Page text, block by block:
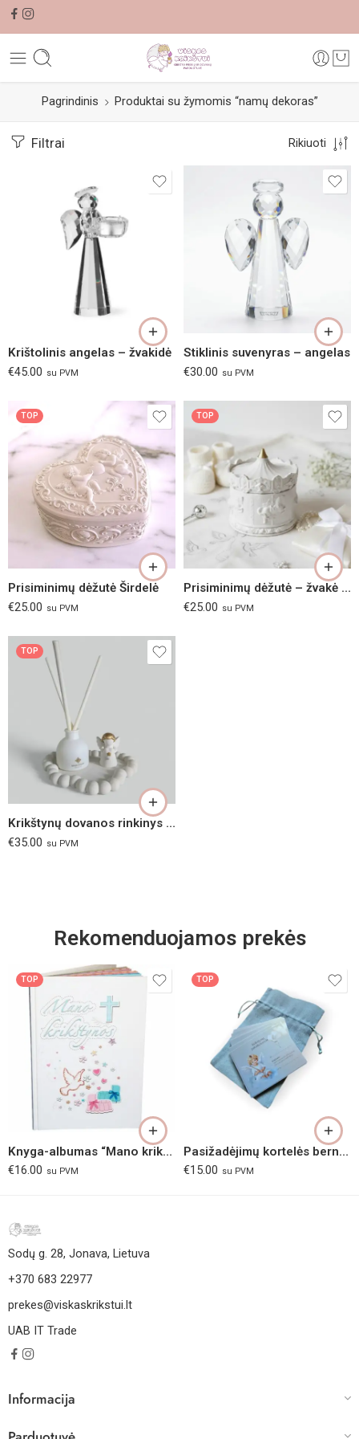
Pagrindinis Produktai su žymomis “namų dekoras”
Filtrai Rikiuoti
Krištolinis angelas – žvakidė
€45.00 su PVM
Stiklinis suvenyras – angelas
€30.00 su PVM
TOP
Prisiminimų dėžutė Širdelė
€25.00 su PVM
TOP
Prisiminimų dėžutė – žvakė Vaikystės karuselė
€25.00 su PVM
Melsva
TOP
Krikštynų dovanos rinkinys „Mano Krikšto Angelas“
€35.00 su PVM
Rekomenduojamos prekės
TOP
Knyga-albumas “Mano krikštynos”
€16.00 su PVM
TOP
Pasižadėjimų kortelės berniukui
€15.00 su PVM
Sodų g. 28, Jonava, Lietuva
+370 683 22977
prekes@viskaskrikstui.lt
UAB IT Trade
Informacija